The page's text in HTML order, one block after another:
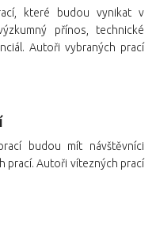
které budou vynikat v
přínos, technické
Autoři vybraných prací
budou mít návštěvníci
prací. Autoři vítezných prací